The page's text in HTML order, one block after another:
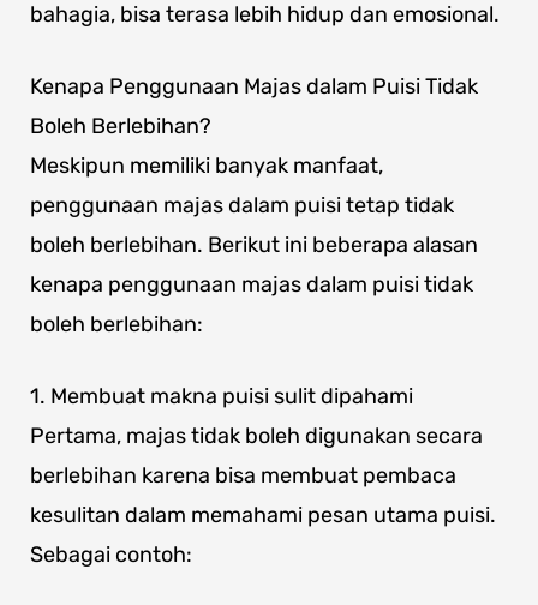
bahagia, bisa terasa lebih hidup dan emosional.
Kenapa Penggunaan Majas dalam Puisi Tidak
Boleh Berlebihan?
Meskipun memiliki banyak manfaat,
penggunaan majas dalam puisi tetap tidak
boleh berlebihan. Berikut ini beberapa alasan
kenapa penggunaan majas dalam puisi tidak
boleh berlebihan:
1. Membuat makna puisi sulit dipahami
Pertama, majas tidak boleh digunakan secara
berlebihan karena bisa membuat pembaca
kesulitan dalam memahami pesan utama puisi.
Sebagai contoh: